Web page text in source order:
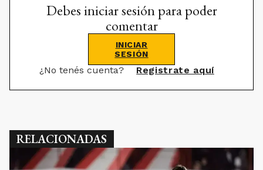
Debes iniciar sesión para poder
comentar
INICIAR
SESIÓN
¿No tenés cuenta? Registrate aquí
RELACIONADAS